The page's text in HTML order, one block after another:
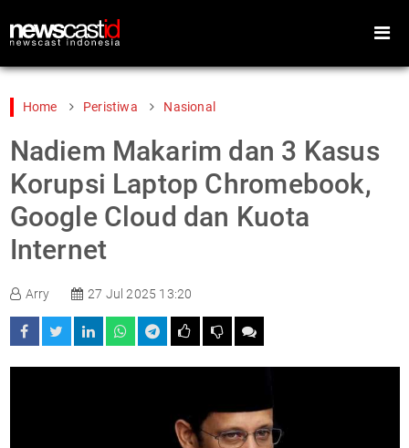
Home
Peristiwa
Gaya Hidup
Games
Home Peristiwa Nasional
Nadiem Makarim dan 3 Kasus
Korupsi Laptop Chromebook,
Google Cloud dan Kuota
Internet
Arry 27 Jul 2025 13:20